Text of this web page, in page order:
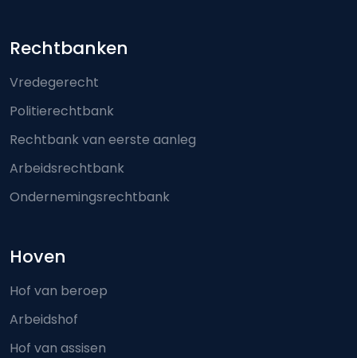
Footer-menu
Rechtbanken
Vredegerecht
Politierechtbank
Rechtbank van eerste aanleg
Arbeidsrechtbank
Ondernemingsrechtbank
Hoven
Hof van beroep
Arbeidshof
Hof van assisen